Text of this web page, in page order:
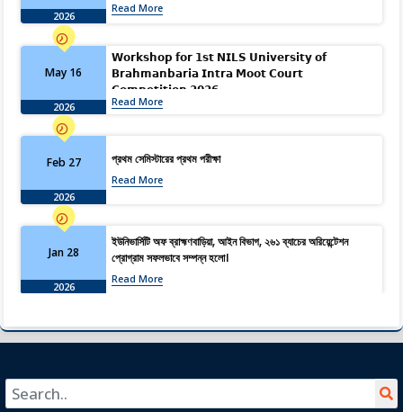
2026
Read More
May 16
2026
𝗪𝗼𝗿𝗸𝘀𝗵𝗼𝗽 𝗳𝗼𝗿 𝟭𝘀𝘁 𝗡𝗜𝗟𝗦 𝗨𝗻𝗶𝘃𝗲𝗿𝘀𝗶𝘁𝘆 𝗼𝗳
𝗕𝗿𝗮𝗵𝗺𝗮𝗻𝗯𝗮𝗿𝗶𝗮 𝗜𝗻𝘁𝗿𝗮 𝗠𝗼𝗼𝘁 𝗖𝗼𝘂𝗿𝘁
𝗖𝗼𝗺𝗽𝗲𝘁𝗶𝘁𝗶𝗼𝗻 𝟮𝟬𝟮𝟲
Read More
Feb 27
2026
প্রথম সেমিস্টারের প্রথম পরীক্ষা
Read More
Jan 28
2026
ইউনিভার্সিটি অফ ব্রাহ্মণবাড়িয়া, আইন বিভাগ, ২৬১ ব্যাচের অরিয়েন্টেশন
প্রোগ্রাম সফলভাবে সম্পন্ন হলো।
Read More
Jan 13
2026
ব্রাহ্মণবাড়িয়া: জাতীয় শিক্ষা সপ্তাহ ২০২৬-এ জেলা পর্যায়ে প্রথম তন্নি
আক্তার